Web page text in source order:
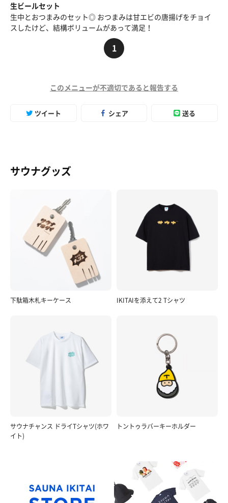
生ビールセット
生中とおつまみのセット◎ おつまみは甘エビの唐揚げをチョイ
スしたけど、結構ボリュームがあって満足！
1
このメニューが不適切であると報告する
ツイート シェア 送る
サウナグッズ
下駄箱木札キーケース IKITAIを添えて2 Tシャツ
サウナチャンス ドライTシャツ(ホワ
イト)
トントゥラバーキーホルダー